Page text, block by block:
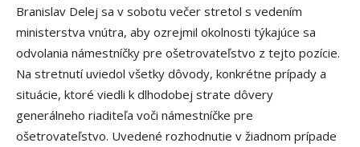
Branislav Delej sa v sobotu večer stretol s vedením
ministerstva vnútra, aby ozrejmil okolnosti týkajúce sa
odvolania námestníčky pre ošetrovateľstvo z tejto pozície.
Na stretnutí uviedol všetky dôvody, konkrétne prípady a
situácie, ktoré viedli k dlhodobej strate dôvery
generálneho riaditeľa voči námestníčke pre
ošetrovateľstvo. Uvedené rozhodnutie v žiadnom prípade